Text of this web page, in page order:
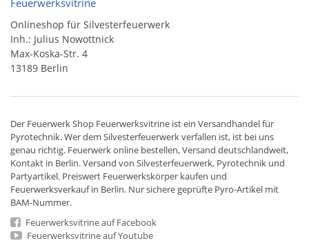
Onlineshop für Silvesterfeuerwerk
Inh.: Julius Nowottnick
Max-Koska-Str. 4
13189 Berlin
Der Feuerwerk Shop Feuerwerksvitrine ist ein Versandhandelfür
Pyrotechnik. Wer dem Silvesterfeuerwerk verfallen ist, ist bei uns
genau richtig. Feuerwerk online bestellen,Versand deutschlandweit,
Kontakt in Berlin. Versand von Silvesterfeuerwerk, Pyrotechnik und
Partyartikel. Preiswert Feuerwerkskörper kaufen und
Feuerwerksverkauf in Berlin. Nur sichere geprüfte Pyro-Artikel mit
BAM-Nummer.
Feuerwerksvitrine auf Facebook
Feuerwerksvitrine auf Youtube